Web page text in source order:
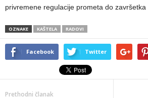
privremene regulacije prometa do završetka
OZNAKE KAŠTELA RADOVI
Facebook Twitter
Prethodni članak